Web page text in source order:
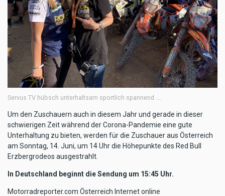
Servus TV hübsch unterhaltsam sportlich spannend ....
Um den Zuschauern auch in diesem Jahr und gerade in dieser
schwierigen Zeit während der Corona-Pandemie eine gute
Unterhaltung zu bieten, werden für die Zuschauer aus Österreich
am Sonntag, 14. Juni, um 14 Uhr die Höhepunkte des Red Bull
Erzbergrodeos ausgestrahlt.
In Deutschland beginnt die Sendung um 15:45 Uhr.
Motorradreporter.com Österreich Internet online